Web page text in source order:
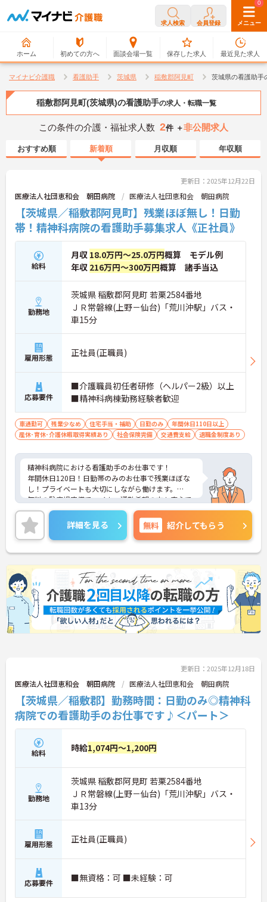
求人検索 会員登録 メニュー
ホーム 初めての方へ 面談会場一覧
0
保存した求人
0
最近見た求人
マイナビ介護職 看護助手 茨城県 稲敷郡阿見町 茨城県の看護助手
稲敷郡阿見町(茨城県)の看護助手の求人・転職一覧
この条件の介護・福祉求人数 2件 ＋非公開求人
おすすめ順 新着順 月収順 年収順
更新日：2025年12月22日
医療法人社団恵和会 朝田病院 医療法人社団恵和会 朝田病院
【茨城県／稲敷郡阿見町】残業ほぼ無し！日勤
帯！精神科病院の看護助手募集求人《正社員》
給料
月収 18.0万円～25.0万円概算 モデル例
年収 216万円～300万円概算 諸手当込
勤務地
茨城県 稲敷郡阿見町 若栗2584番地
ＪＲ常磐線(上野－仙台)「荒川沖駅」バス・
車15分
雇用形態 正社員(正職員)
応募要件
■介護職員初任者研修（ヘルパー2級）以上
■精神科病棟勤務経験者歓迎
車通勤可 残業少なめ 住宅手当・補助 日勤のみ
年間休日110日以上
産休･育休･介護休暇取得実績あり
社会保険完備 交通費支給 退職金制度あり
精神科病院における看護助手のお仕事です！
年間休日120日！日勤帯のみのお仕事で残業ほぼな
し！プライベートも大切にしながら働けます。
無料の駐車場完備でマイカー通勤希望の方も安心で
す。
ご興味ある方には、面接のポイントなど、さらに詳
細をお話致しますのでお気軽にご相談ください。
詳細を見る 無料 紹介してもらう
更新日：2025年12月18日
医療法人社団恵和会 朝田病院 医療法人社団恵和会 朝田病院
【茨城県／稲敷郡】勤務時間：日勤のみ◎精神科
病院での看護助手のお仕事です♪＜パート＞
給料 時給1,074円～1,200円
勤務地
茨城県 稲敷郡阿見町 若栗2584番地
ＪＲ常磐線(上野－仙台)「荒川沖駅」バス・
車13分
雇用形態 正社員(正職員)
応募要件 ■無資格：可 ■未経験：可